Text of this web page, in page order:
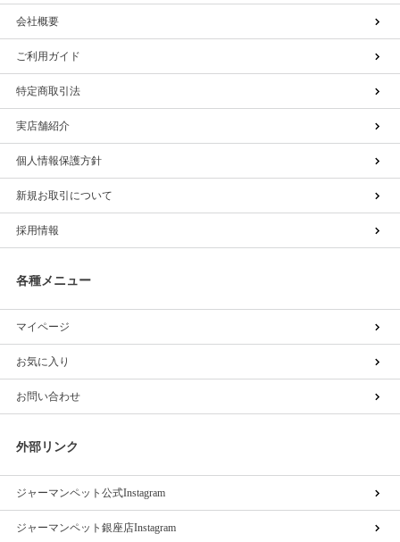
会社概要
ご利用ガイド
特定商取引法
実店舗紹介
個人情報保護方針
新規お取引について
採用情報
各種メニュー
マイページ
お気に入り
お問い合わせ
外部リンク
ジャーマンペット公式Instagram
ジャーマンペット銀座店Instagram